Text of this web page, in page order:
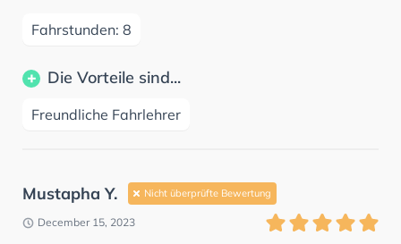
Fahrstunden: 8
Die Vorteile sind...
Freundliche Fahrlehrer
Mustapha Y. Nicht überprüfte Bewertung
December 15, 2023